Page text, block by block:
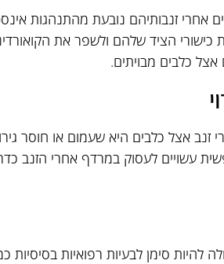
אחרי זנבותיהם נובעת מהתנהגות
הציד שלהם ולשפר את
אצל כלבים היא שעמום או חוסר
עשויים לעסוק במרדף אחרי הזנב
להיות סימן לבעיות רפואיות בסיסיות